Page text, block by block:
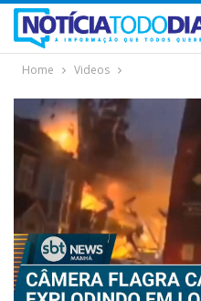
Home Videos